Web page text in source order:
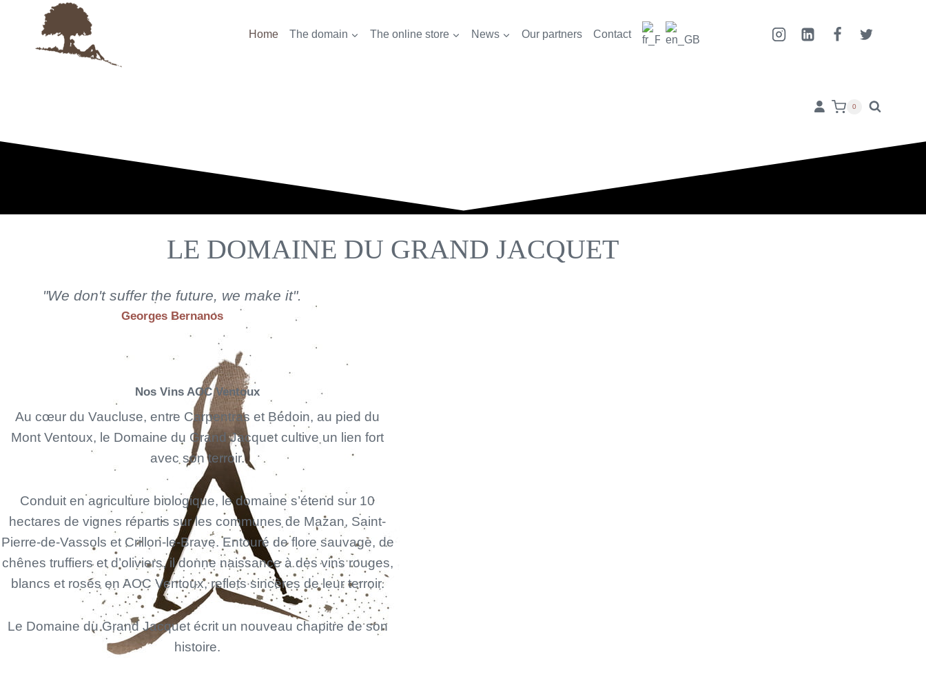
content
Home The domain The online store News Our partners Contact
0
LE DOMAINE DU GRAND JACQUET
"We don't suffer the future, we make it".
Georges Bernanos
Nos Vins AOC Ventoux
Au cœur du Vaucluse, entre Carpentras et Bédoin, au pied du
Mont Ventoux, le Domaine du Grand Jacquet cultive un lien fort
avec son terroir.
Conduit en agriculture biologique, le domaine s’étend sur 10
hectares de vignes répartis sur les communes de Mazan, Saint-
Pierre-de-Vassols et Crillon-le-Brave. Entouré de flore sauvage, de
chênes truffiers et d’oliviers, il donne naissance à des vins rouges,
blancs et rosés en AOC Ventoux, reflets sincères de leur terroir.
Le Domaine du Grand Jacquet écrit un nouveau chapitre de son
histoire.